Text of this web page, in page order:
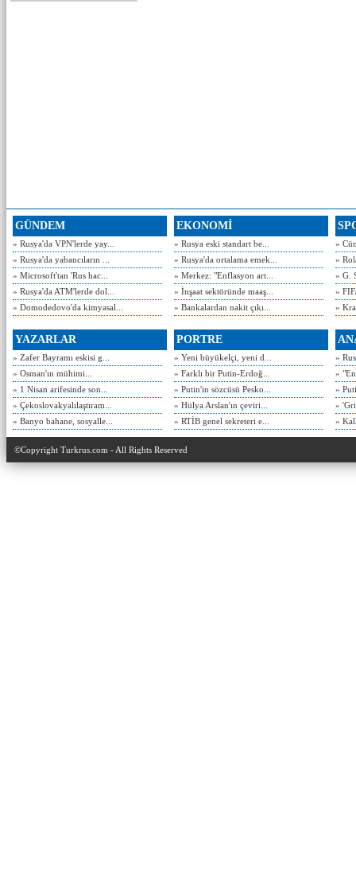
GÜNDEM
» Rusya'da VPN'lerde yay...
» Rusya'da yabancıların ...
» Microsoft'tan 'Rus hac...
» Rusya'da ATM'lerde dol...
» Domodedovo'da kimyasal...
EKONOMİ
» Rusya eski standart be...
» Rusya'da ortalama emek...
» Merkez: "Enflasyon art...
» İnşaat sektöründe maaş...
» Bankalardan nakit çıkı...
»
»
» G.
»
»
YAZARLAR
» Zafer Bayramı eskisi g...
» Osman'ın mühimi...
» 1 Nisan arifesinde son...
» Çekoslovakyalılaştıram...
» Banyo bahane, sosyalle...
PORTRE
» Yeni büyükelçi, yeni d...
» Farklı bir Putin-Erdoğ...
» Putin'in sözcüsü Pesko...
» Hülya Arslan'ın çeviri...
» RTİB genel sekreteri e...
»
»
»
»
»
©Copyright Turkrus.com - All Rights Reserved